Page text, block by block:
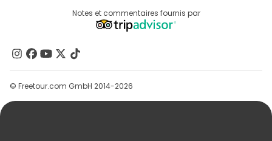
Programme D’affiliation
Contactez-Nous
Groupes
Aide
Notes et commentaires fournis par
© Freetour.com GmbH 2014-2026